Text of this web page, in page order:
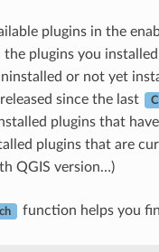
plugins in the
the plugins you
or not yet
since the last
plugins that
plugins that are
QGIS version…)
function helps you